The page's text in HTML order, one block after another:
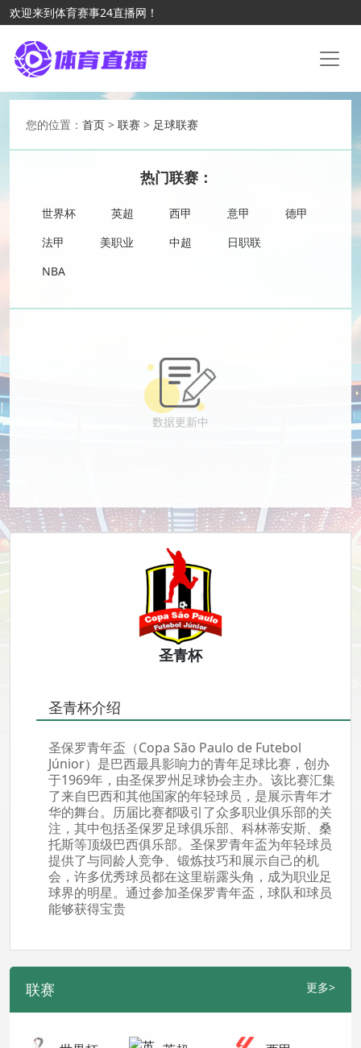
欢迎来到体育赛事24直播网！
您的位置： 首页 > 联赛 > 足球联赛
热门联赛：
世界杯 英超 西甲 意甲
德甲
法甲
美职业 中超
日职联
NBA
数据更新中
圣青杯
圣青杯介绍
圣保罗青年盃（Copa São Paulo de Futebol
Júnior）是巴西最具影响力的青年足球比赛，创办
于1969年，由圣保罗州足球协会主办。该比赛汇集
了来自巴西和其他国家的年轻球员，是展示青年才
华的舞台。历届比赛都吸引了众多职业俱乐部的关
注，其中包括圣保罗足球俱乐部、科林蒂安斯、桑
托斯等顶级巴西俱乐部。圣保罗青年盃为年轻球员
提供了与同龄人竞争、锻炼技巧和展示自己的机
会，许多优秀球员都在这里崭露头角，成为职业足
球界的明星。通过参加圣保罗青年盃，球队和球员
能够获得宝贵
联赛 更多>